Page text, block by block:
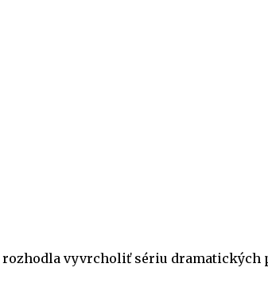
vyvrcholiť sériu dramatických